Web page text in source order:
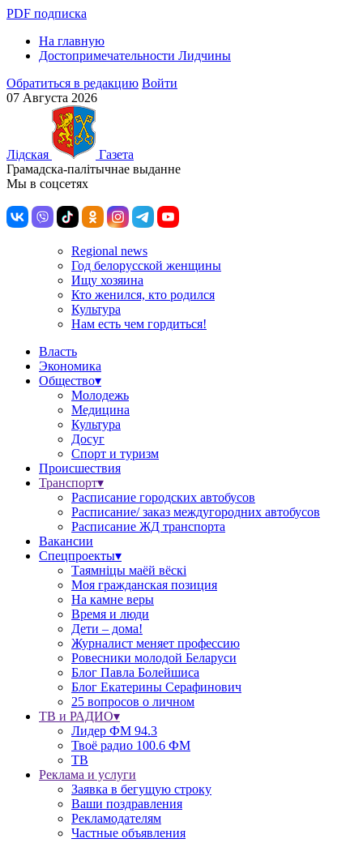
PDF подписка
На главную
Достопримечательности Лидчины
Обратиться в редакцию Войти
07 Августа 2026
Лiдская
Газета
Грамадска-палiтычнае выданне
Мы в соцсетях
Regional news
Год белорусской женщины
Ищу хозяина
Кто женился, кто родился
Культура
Нам есть чем гордиться!
Власть
Экономика
Общество▾
Молодежь
Медицина
Культура
Досуг
Спорт и туризм
Происшествия
Транспорт▾
Расписание городских автобусов
Расписание/ заказ междугородних автобусов
Расписание ЖД транспорта
Вакансии
Спецпроекты▾
Таямніцы маёй вёскі
Моя гражданская позиция
На камне веры
Время и люди
Дети – дома!
Журналист меняет профессию
Ровесники молодой Беларуси
Блог Павла Болейшиса
Блог Екатерины Серафинович
25 вопросов о личном
ТВ и РАДИО▾
Лидер ФМ 94.3
Твоё радио 100.6 ФМ
ТВ
Реклама и услуги
Заявка в бегущую строку
Ваши поздравления
Рекламодателям
Частные объявления